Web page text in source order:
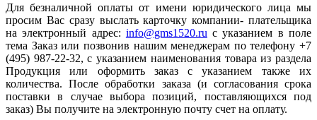
Для безналичной оплаты от имени юридического лица мы
просим Вас сразу выслать карточку компании- плательщика
на электронный адрес: info@gms1520.ru с указанием в поле
тема Заказ или позвонив нашим менеджерам по телефону +7
(495) 987-22-32, с указанием наименования товара из раздела
Продукция или оформить заказ с указанием также их
количества. После обработки заказа (и согласования срока
поставки в случае выбора позиций, поставляющихся под
заказ) Вы получите на электронную почту счет на оплату.